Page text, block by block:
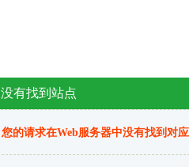
没有找到站点
您的请求在Web服务器中没有找到对